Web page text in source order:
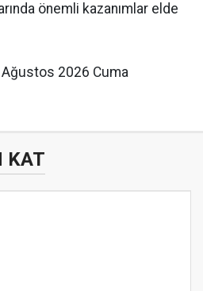
önemli kazanımlar elde
2026 Cuma
KAT